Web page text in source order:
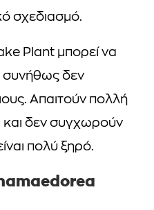
σχεδιασμό.
Plant μπορεί να
συνήθως δεν
Απαιτούν πολλή
και δεν συγχωρούν
πολύ ξηρό.